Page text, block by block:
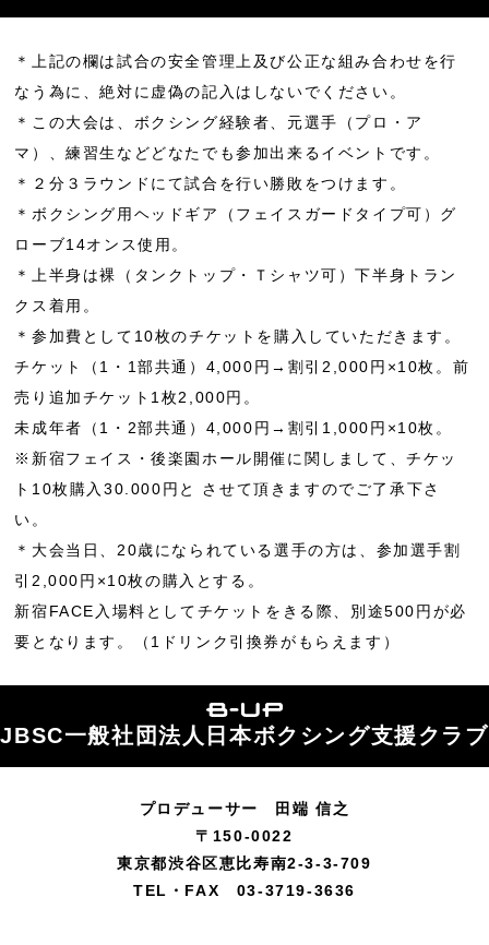
＊上記の欄は試合の安全管理上及び公正な組み合わせを行
なう為に、絶対に虚偽の記入はしないでください。
＊この大会は、ボクシング経験者、元選手（プロ・ア
マ）、練習生などどなたでも参加出来るイベントです。
＊２分３ラウンドにて試合を行い勝敗をつけます。
＊ボクシング用ヘッドギア（フェイスガードタイプ可）グ
ローブ14オンス使用。
＊上半身は裸（タンクトップ・Ｔシャツ可）下半身トラン
クス着用。
＊参加費として10枚のチケットを購入していただきます。
チケット（1・1部共通）4,000円→割引2,000円×10枚。前
売り追加チケット1枚2,000円。
未成年者（1・2部共通）4,000円→割引1,000円×10枚。
※新宿フェイス・後楽園ホール開催に関しまして、チケッ
ト10枚購入30.000円と させて頂きますのでご了承下さ
い。
＊大会当日、20歳になられている選手の方は、参加選手割
引2,000円×10枚の購入とする。
新宿FACE入場料としてチケットをきる際、別途500円が必
要となります。（1ドリンク引換券がもらえます）
JBSC一般社団法人日本ボクシング支援クラブ
プロデューサー 田端 信之
〒150-0022
東京都渋谷区恵比寿南2-3-3-709
TEL・FAX 03-3719-3636